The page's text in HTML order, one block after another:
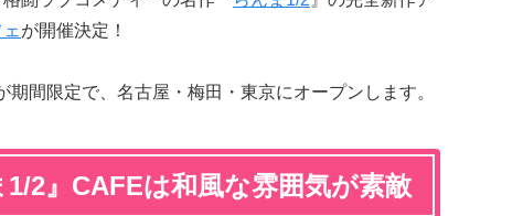
が開催決定！
間限定で、名古屋・梅田・東京にオープンします。
2』CAFEは和風な雰囲気が素敵